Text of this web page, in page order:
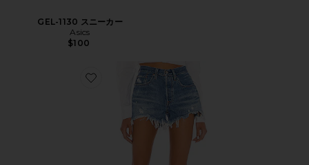
GEL-1130 スニーカー
Asics
$100
Favorite 501 ORIGINAL デニムショートパンツ